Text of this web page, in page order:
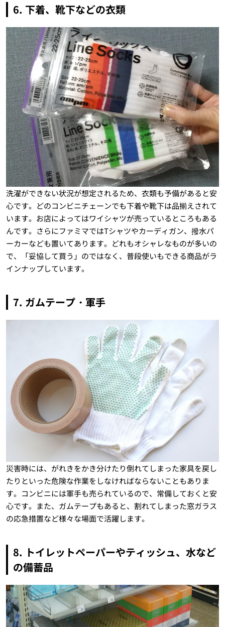
6. 下着、靴下などの衣類
洗濯ができない状況が想定されるため、衣類も予備があると安
心です。どのコンビニチェーンでも下着や靴下は品揃えされて
います。お店によってはワイシャツが売っているところもある
んです。さらにファミマではTシャツやカーディガン、撥水パ
ーカーなども置いてあります。どれもオシャレなものが多いの
で、「妥協して買う」のではなく、普段使いもできる商品がラ
インナップしています。
7. ガムテープ・軍手
災害時には、がれきをかき分けたり倒れてしまった家具を戻し
たりといった危険な作業をしなければならないこともありま
す。コンビニには軍手も売られているので、常備しておくと安
心です。また、ガムテープもあると、割れてしまった窓ガラス
の応急措置など様々な場面で活躍します。
8. トイレットペーパーやティッシュ、水など
の備蓄品